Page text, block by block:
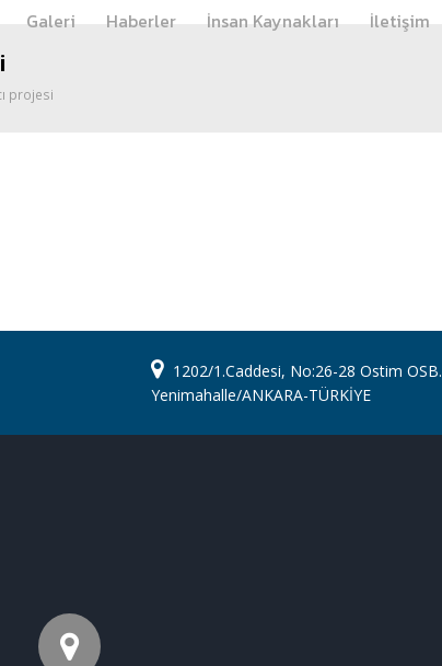
Galeri Haberler İnsan Kaynakları İletişim
projesi
1202/1.Caddesi, No:26-28 Ostim OSB.
Yenimahalle/ANKARA-TÜRKİYE